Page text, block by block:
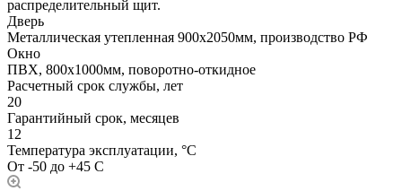
распределительный щит.
Дверь
Металлическая утепленная 900х2050мм, производство РФ
Окно
ПВХ, 800х1000мм, поворотно-откидное
Расчетный срок службы, лет
20
Гарантийный срок, месяцев
12
Температура эксплуатации, °С
От -50 до +45 С